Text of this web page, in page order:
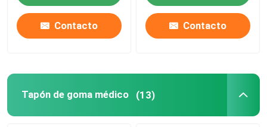
Contacto Contacto
Tapón de goma médico (13)